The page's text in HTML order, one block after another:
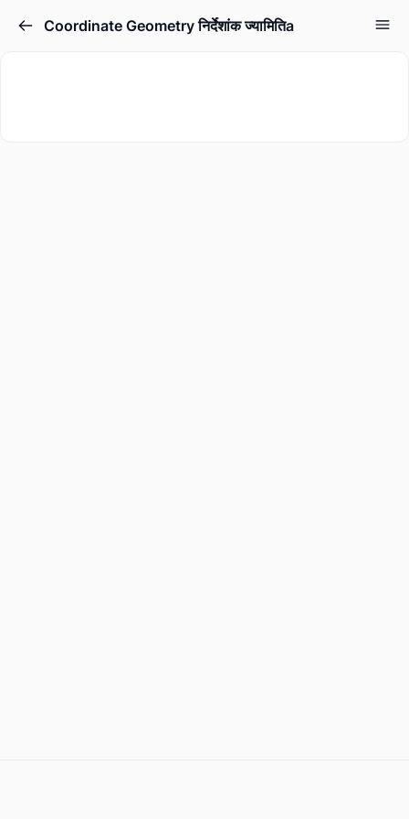
Coordinate Geometry निर्देशांक ज्यामितिa